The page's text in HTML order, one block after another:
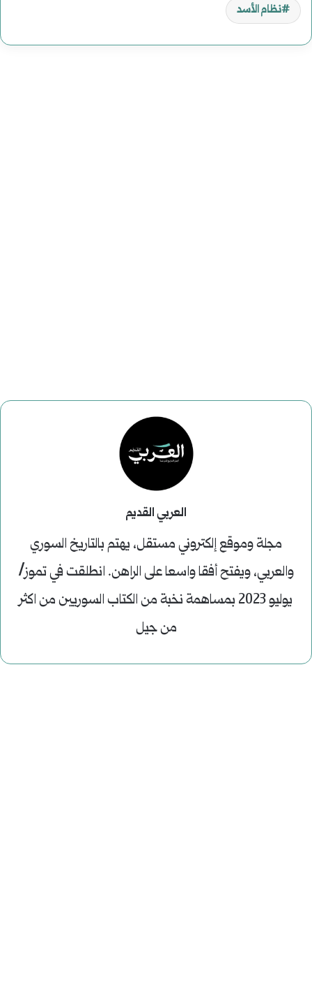
نظام الأسد
العربي القديم
مجلة وموقع إلكتروني مستقل، يهتم بالتاريخ السوري
والعربي، ويفتح أفقا واسعا على الراهن. انطلقت في تموز/
يوليو 2023 بمساهمة نخبة من الكتاب السوريين من اكثر
من جيل